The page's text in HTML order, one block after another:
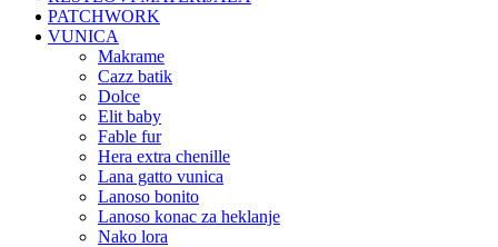
PATCHWORK
VUNICA
makrame
cazz batik
dolce
elit baby
fable fur
hera extra chenille
lana gatto vunica
lanoso bonito
lanoso konac za heklanje
nako lora